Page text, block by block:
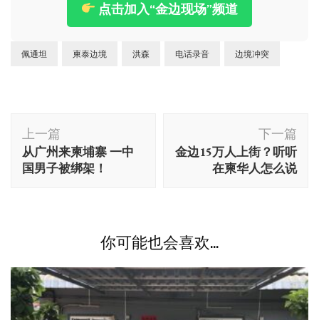
点击加入“金边现场”频道
佩通坦 柬泰边境 洪森 电话录音 边境冲突
博
文
导
上一篇
从广州来柬埔寨 一中
国男子被绑架！
下一篇
金边15万人上街？听听
在柬华人怎么说
你可能也会喜欢...